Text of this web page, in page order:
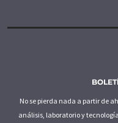
No se pierda nada a partir de
análisis, laboratorio y